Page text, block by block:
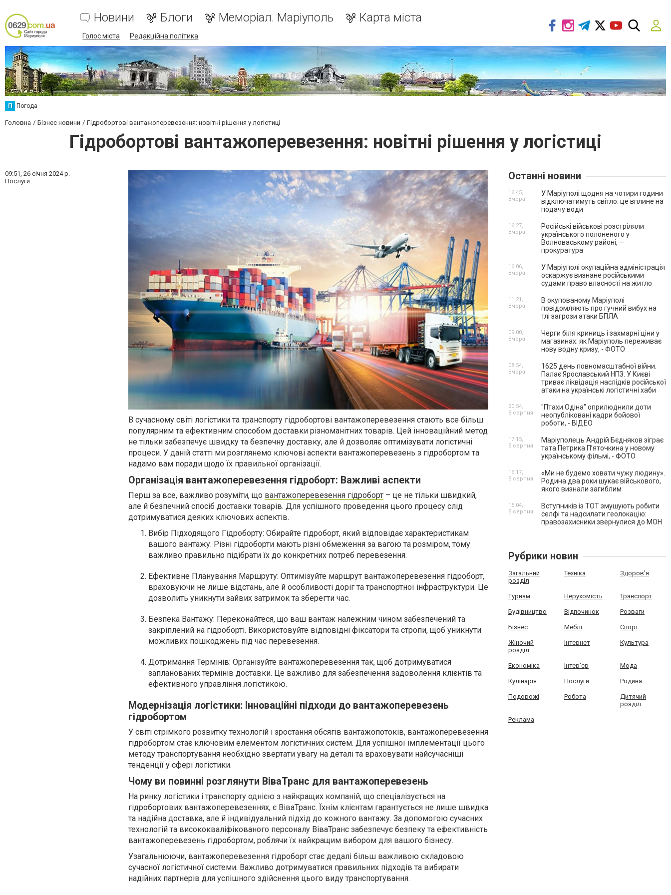
Новини Блоги Меморіал. Маріуполь Карта міста
Голос міста Редакційна політика
П Погода
Головна Бізнес новини Гідробортові вантажоперевезення: новітні рішення у логістиці
Гідробортові вантажоперевезення: новітні рішення у логістиці
09:51, 26 січня 2024 р.
Послуги
В сучасному світі логістики та транспорту гідробортові вантажоперевезення стають все більш
популярним та ефективним способом доставки різноманітних товарів. Цей інноваційний метод
не тільки забезпечує швидку та безпечну доставку, але й дозволяє оптимізувати логістичні
процеси. У даній статті ми розглянемо ключові аспекти вантажоперевезень з гідробортом та
надамо вам поради щодо їх правильної організації.
Організація вантажоперевезення гідроборт: Важливі аспекти
Перш за все, важливо розуміти, що вантажоперевезення гідроборт – це не тільки швидкий,
але й безпечний спосіб доставки товарів. Для успішного проведення цього процесу слід
дотримуватися деяких ключових аспектів.
Вибір Підходящого Гідроборту: Обирайте гідроборт, який відповідає характеристикам
вашого вантажу. Різні гідроборти мають різні обмеження за вагою та розміром, тому
важливо правильно підібрати їх до конкретних потреб перевезення.
Ефективне Планування Маршруту: Оптимізуйте маршрут вантажоперевезення гідроборт,
враховуючи не лише відстань, але й особливості доріг та транспортної інфраструктури. Це
дозволить уникнути зайвих затримок та зберегти час.
Безпека Вантажу: Переконайтеся, що ваш вантаж належним чином забезпечений та
закріплений на гідроборті. Використовуйте відповідні фіксатори та стропи, щоб уникнути
можливих пошкоджень під час перевезення.
Дотримання Термінів: Організуйте вантажоперевезення так, щоб дотримуватися
запланованих термінів доставки. Це важливо для забезпечення задоволення клієнтів та
ефективного управління логістикою.
Модернізація логістики: Інноваційні підходи до вантажоперевезень
гідробортом
У світі стрімкого розвитку технологій і зростання обсягів вантажопотоків, вантажоперевезення
гідробортом стає ключовим елементом логістичних систем. Для успішної імплементації цього
методу транспортування необхідно звертати увагу на деталі та враховувати найсучасніші
тенденції у сфері логістики.
Чому ви повинні розглянути ВіваТранс для вантажоперевезень
На ринку логістики і транспорту однією з найкращих компаній, що спеціалізується на
гідробортових вантажоперевезеннях, є ВіваТранс. Їхнім клієнтам гарантується не лише швидка
та надійна доставка, але й індивідуальний підхід до кожного вантажу. За допомогою сучасних
технологій та висококваліфікованого персоналу ВіваТранс забезпечує безпеку та ефективність
вантажоперевезень гідробортом, роблячи їх найкращим вибором для вашого бізнесу.
Узагальнюючи, вантажоперевезення гідроборт стає дедалі більш важливою складовою
сучасної логістичної системи. Важливо дотримуватися правильних підходів та вибирати
надійних партнерів для успішного здійснення цього виду транспортування.
Останні новини
У Маріуполі щодня на чотири години
відключатимуть світло: це вплине на
подачу води
16:45,
Вчора
Російські військові розстріляли
українського полоненого у
Волноваському районі, —
прокуратура
16:27,
Вчора
У Маріуполі окупаційна адміністрація
оскаржує визнане російськими
судами право власності на житло
16:06,
Вчора
В окупованому Маріуполі
повідомляють про гучний вибух на
тлі загрози атаки БПЛА
11:21,
Вчора
Черги біля криниць і захмарні ціни у
магазинах: як Маріуполь переживає
нову водну кризу, - ФОТО
09:00,
Вчора
1625 день повномасштабної війни.
Палає Ярославський НПЗ. У Києві
триває ліквідація наслідків російської
атаки на українські логістичні хаби
08:54,
Вчора
"Птахи Одіна" оприлюднили доти
неопубліковані кадри бойової
роботи, - ВІДЕО
20:54,
5 серпня
Маріуполець Андрій Бєдняков зіграє
тата Петрика П’яточкина у новому
українському фільмі, - ФОТО
17:15,
5 серпня
«Ми не будемо ховати чужу людину».
Родина два роки шукає військового,
якого визнали загиблим
16:17,
5 серпня
Вступників із ТОТ змушують робити
селфі та надсилати геолокацію:
правозахисники звернулися до МОН
15:04,
5 серпня
Рубрики новин
Загальний
розділ
Техніка Здоров'я
Туризм Нерухомість Транспорт
Будівництво Відпочинок Розваги
Бізнес Меблі Спорт
Жіночий
розділ
Інтернет Культура
Економіка Інтер'єр Мода
Кулінарія Послуги Родина
Подорожі Робота
Дитячий
розділ
Реклама